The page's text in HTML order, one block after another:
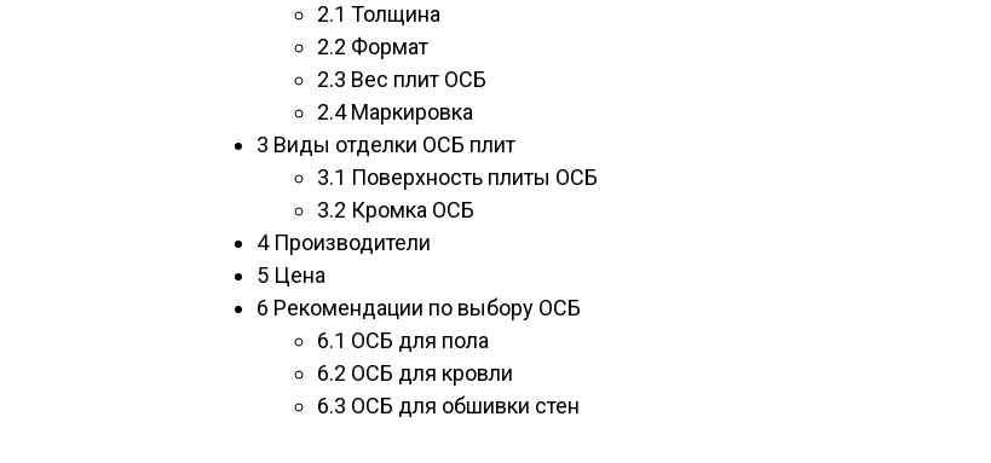
2.1 Толщина
2.2 Формат
2.3 Вес плит ОСБ
2.4Маркировка
3 Виды отделки ОСБ плит
3.1 Поверхность плиты ОСБ
3.2 Кромка ОСБ
4Производители
5 Цена
6 Рекомендации по выбору ОСБ
6.1 ОСБ для пола
6.2 ОСБ для кровли
6.3 ОСБ для обшивки стен